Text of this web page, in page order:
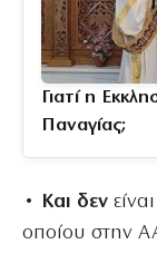
Γιατί η
Παναγίας;
• Και δεν
οποίου στην